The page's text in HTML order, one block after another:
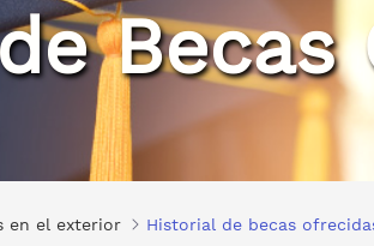
Becas
en el exterior Historial de becas